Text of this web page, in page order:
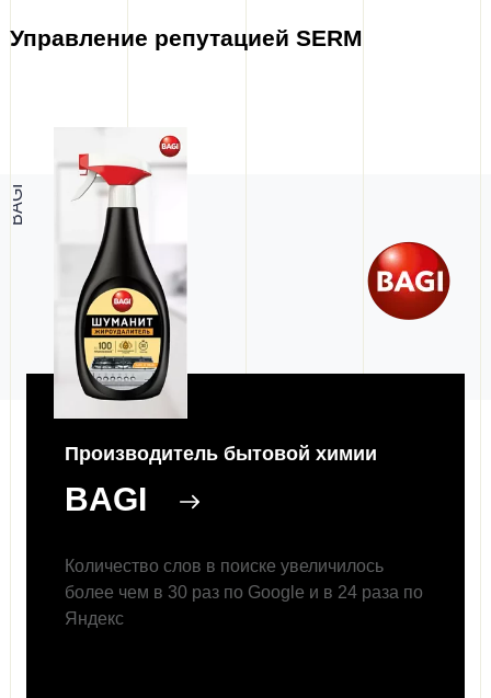
Управление репутацией SERM
BAGI
Производитель бытовой химии
BAGI
Количество слов в поиске увеличилось
более чем в 30 раз по Google и в 24 раза по
Яндекс